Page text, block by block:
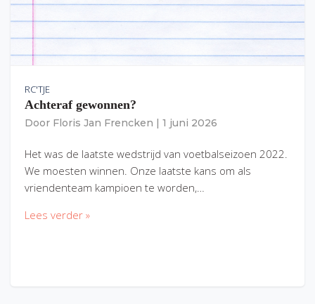
RC'TJE
Achteraf gewonnen?
Door Floris Jan Frencken 1 juni 2026
Het was de laatste wedstrijd van voetbalseizoen 2022.
We moesten winnen. Onze laatste kans om als
vriendenteam kampioen te worden,…
Lees verder »